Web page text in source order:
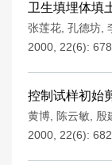
卫生填埋体填
张莲花 孔德坊
2000, 22(6):
控制试样初始
黄博 陈云敏 殷
2000, 22(6):